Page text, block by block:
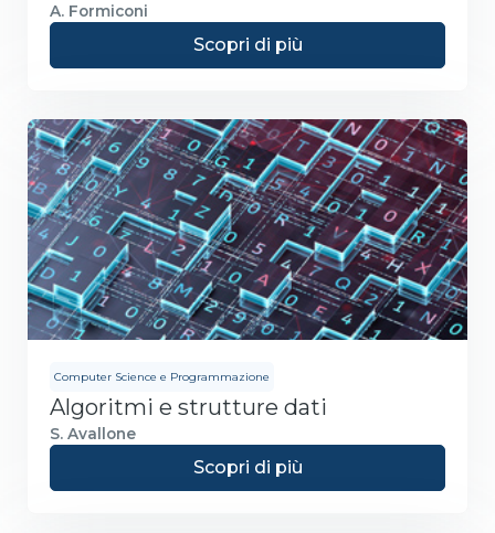
A. Formiconi
Scopri di più
Computer Science e Programmazione
Algoritmi e strutture dati
S. Avallone
Scopri di più